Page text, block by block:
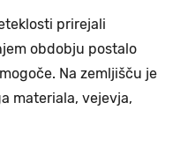
prirejali
obdobju postalo
Na zemljišču je
materiala, vejevja,